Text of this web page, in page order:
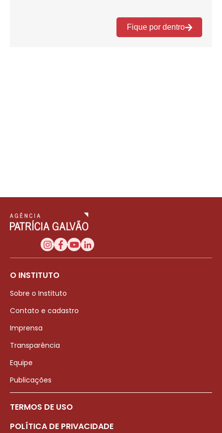
O INSTITUTO
Sobre o Instituto
Contato e cadastro
Imprensa
Transparência
Equipe
Publicações
TERMOS DE USO
POLÍTICA DE PRIVACIDADE